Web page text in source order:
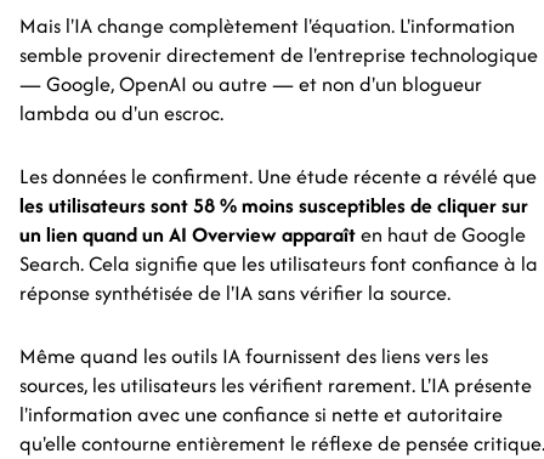
Mais l'IA change complètement l'équation. L'information
semble provenir directement de l'entreprise technologique
— Google, OpenAI ou autre — et non d'un blogueur
lambda ou d'un escroc.
Les données le confirment. Une étude récente a révélé que
les utilisateurs sont 58 % moins susceptibles de cliquer sur
un lien quand un AI Overview apparaîten haut de Google
Search. Cela signifie que les utilisateurs font confiance à la
réponse synthétisée de l'IA sans vérifier la source.
Même quand les outils IA fournissent des liens vers les
sources, les utilisateurs les vérifient rarement. L'IA présente
l'information avec une confiance si nette et autoritaire
qu'elle contourne entièrement le réflexe de pensée critique.